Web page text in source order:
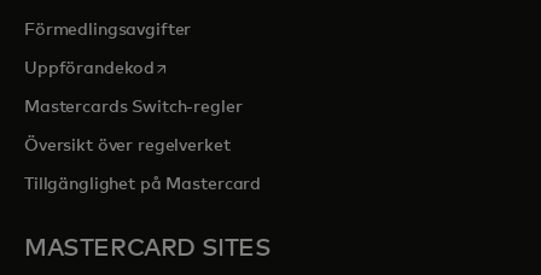
Förmedlingsavgifter
Uppförandekod opens in a new tab
Mastercards Switch-regler
Översikt över regelverket
Tillgänglighet på Mastercard
MASTERCARD SITES